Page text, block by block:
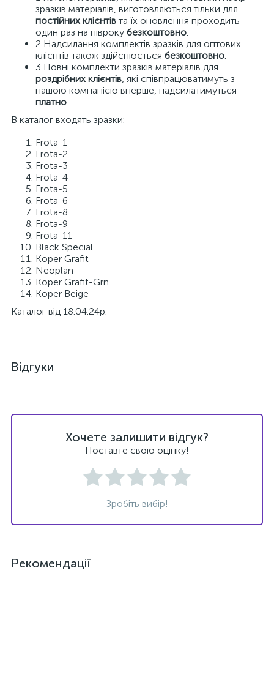
зразків матеріалів, виготовляються тільки для
постійних клієнтів та їх оновлення проходить
один раз на півроку безкоштовно.
2 Надсилання комплектів зразків для оптових
клієнтів також здійснюється безкоштовно.
3 Повні комплекти зразків матеріалів для
роздрібних клієнтів, які співпрацюватимуть з
нашою компанією вперше, надсилатимуться
платно.
В каталог входять зразки:
Frota-1
Frota-2
Frota-3
Frota-4
Frota-5
Frota-6
Frota-8
Frota-9
Frota-11
Black Special
Koper Grafit
Neoplan
Koper Grafit-Grn
Koper Beige
Каталог від 18.04.24р.
Відгуки
Хочете залишити відгук?
Поставте свою оцінку!
Зробіть вибір!
Рекомендації